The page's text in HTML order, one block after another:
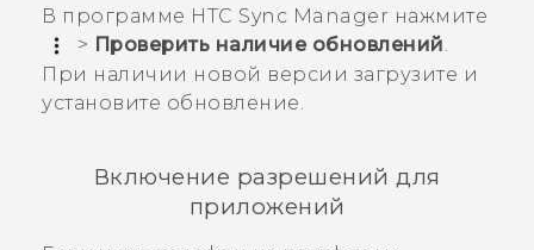
В программе HTC Sync Manager нажмите
> Проверить наличие обновлений
При наличии новой версии загрузите и
установите обновление.
Включение разрешений для
приложений